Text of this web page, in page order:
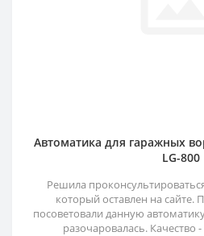
Автоматика для гаражных
LG-800
Решила
который оставлен на сайте.
посоветовали данную
разочаровалась. Качество